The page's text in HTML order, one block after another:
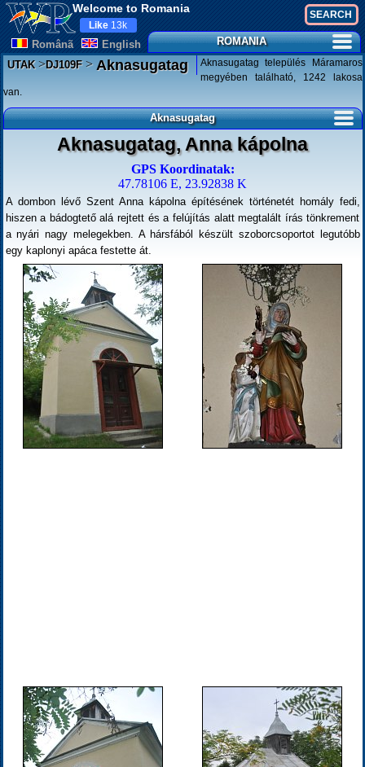
Welcome to Romania
Românã English
Like 13k
ROMANIA
UTAK>DJ109F>Aknasugatag
Aknasugatag település Máramaros
megyében található, 1242 lakosa
van.
Aknasugatag
Aknasugatag, Anna kápolna
GPS Koordinatak:
47.78106 E, 23.92838 K
A dombon lévő Szent Anna kápolna építésének történetét homály fedi,
hiszen a bádogtető alá rejtett és a felújítás alatt megtalált írás tönkrement
a nyári nagy melegekben. A hársfából készült szoborcsoportot legutóbb
egy kaplonyi apáca festette át.